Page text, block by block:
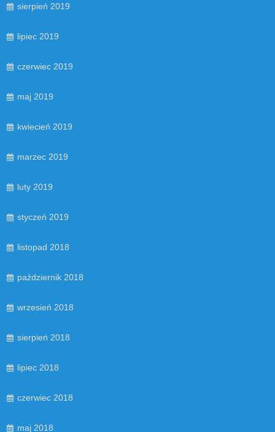
sierpień 2019
lipiec 2019
czerwiec 2019
maj 2019
kwiecień 2019
marzec 2019
luty 2019
styczeń 2019
listopad 2018
październik 2018
wrzesień 2018
sierpień 2018
lipiec 2018
czerwiec 2018
maj 2018